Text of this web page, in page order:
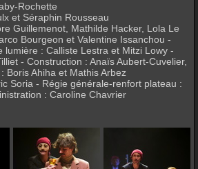
Rochette
et Séraphin Rousseau
Guillemenot, Mathilde Hacker, Lola Le
Bourgeon et Valentine Issanchou -
: Calliste Lestra et Mitzi Lowy -
- Construction : Anaïs Aubert-Cuvelier,
Ahiha et Mathis Arbez
Soria - Régie générale-renfort plateau :
: Caroline Chavrier